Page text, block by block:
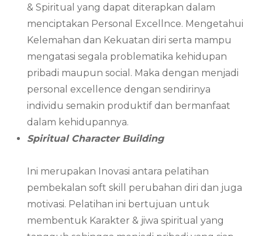
& Spiritual yang dapat diterapkan dalam
menciptakan Personal Excellnce. Mengetahui
Kelemahan dan Kekuatan diri serta mampu
mengatasi segala problematika kehidupan
pribadi maupun social. Maka dengan menjadi
personal excellence dengan sendirinya
individu semakin produktif dan bermanfaat
dalam kehidupannya.
Spiritual Character Building
Ini merupakan Inovasi antara pelatihan
pembekalan soft skill perubahan diri dan juga
motivasi. Pelatihan ini bertujuan untuk
membentuk Karakter & jiwa spiritual yang